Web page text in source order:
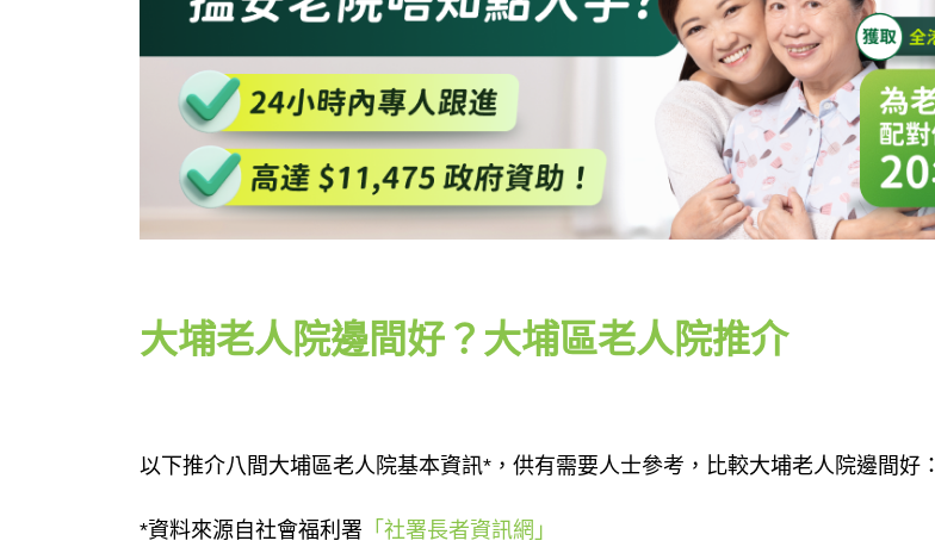
大埔老人院邊間好？大埔區老人院推介
以下推介八間大埔區老人院基本資訊*，供有需要人士參考，比較大埔老人院邊間好：
*資料來源自社會福利署 「社署長者資訊網」